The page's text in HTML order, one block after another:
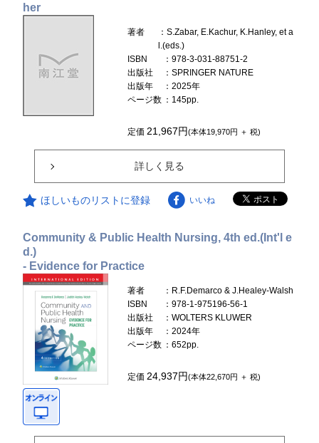
her
著者
：S.Zabar, E.Kachur, K.Hanley, et a
l.(eds.)
ISBN
：978-3-031-88751-2
出版社
：SPRINGER NATURE
出版年
：2025年
ページ数 ：145pp.
定価 21,967円(本体19,970円 ＋ 税)
詳しく見る
ほしいものリストに登録 いいね
Community & Public Health Nursing, 4th ed.(Int'l e
d.)
- Evidence for Practice
著者
：R.F.Demarco & J.Healey-Walsh
ISBN
：978-1-975196-56-1
出版社
：WOLTERS KLUWER
出版年
：2024年
ページ数 ：652pp.
定価 24,937円(本体22,670円 ＋ 税)